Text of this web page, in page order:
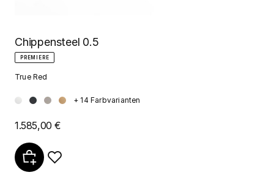
Chippensteel 0.5
PREMIERE
True Red
+ 14 Farbvarianten
1.585,00 €